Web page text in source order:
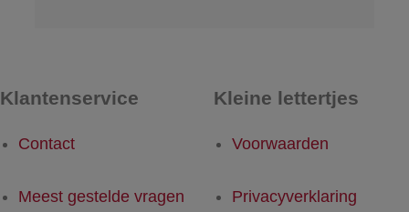
Klantenservice
Contact
Meest gestelde vragen
Kleine lettertjes
Voorwaarden
Privacyverklaring